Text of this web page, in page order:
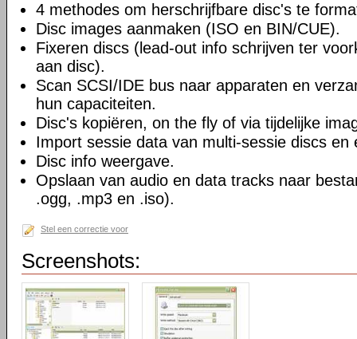
4 methodes om herschrijfbare disc's te
Disc images aanmaken (ISO en BIN/CUE).
Fixeren discs (lead-out info schrijven ter
aan disc).
Scan SCSI/IDE bus naar apparaten en
hun capaciteiten.
Disc's kopiëren, on the fly of via tijdelijke
Import sessie data van multi-sessie discs en
Disc info weergave.
Opslaan van audio en data tracks naar
.ogg, .mp3 en .iso).
Stel een correctie voor
Screenshots: